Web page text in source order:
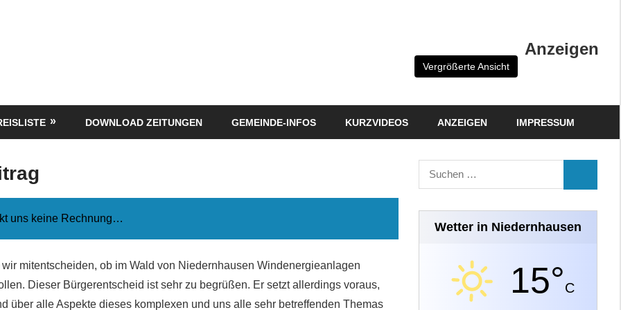
Anzeigen
Vergrößerte Ansicht
DOWNLOAD ZEITUNGEN GEMEINDE-INFOS KURZVIDEOS ANZEIGEN IMPRESSUM
uns keine Rechnung…
mitentscheiden, ob im Wald von Niedernhausen Windenergieanlagen
Dieser Bürgerentscheid ist sehr zu begrüßen. Er setzt allerdings voraus,
über alle Aspekte dieses komplexen und uns alle sehr betreffenden Themas
Suchen
nach:
Wetter in Niedernhausen
15°C